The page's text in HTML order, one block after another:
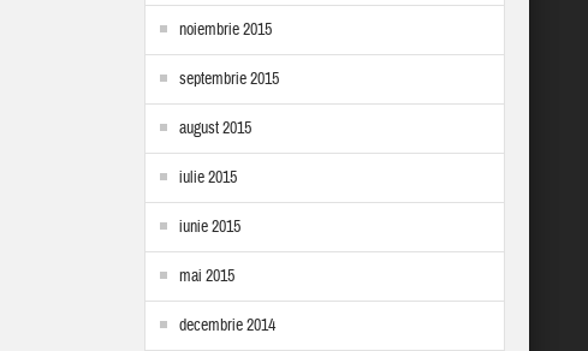
noiembrie 2015
septembrie 2015
august 2015
iulie 2015
iunie 2015
mai 2015
decembrie 2014